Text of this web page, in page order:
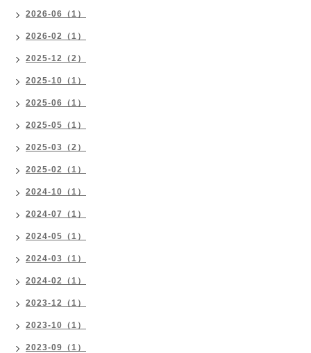
2026-06（1）
2026-02（1）
2025-12（2）
2025-10（1）
2025-06（1）
2025-05（1）
2025-03（2）
2025-02（1）
2024-10（1）
2024-07（1）
2024-05（1）
2024-03（1）
2024-02（1）
2023-12（1）
2023-10（1）
2023-09（1）